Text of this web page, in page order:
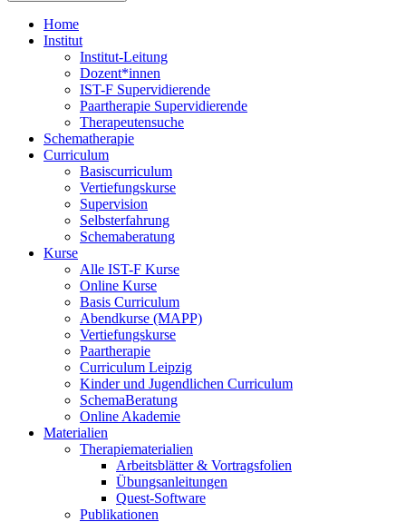
Home
Institut
Institut-Leitung
Dozent*innen
IST-F Supervidierende
Paartherapie Supervidierende
Therapeutensuche
Schematherapie
Curriculum
Basiscurriculum
Vertiefungskurse
Supervision
Selbsterfahrung
Schemaberatung
Kurse
Alle IST-F Kurse
Online Kurse
Basis Curriculum
Abendkurse (MAPP)
Vertiefungskurse
Paartherapie
Curriculum Leipzig
Kinder und Jugendlichen Curriculum
SchemaBeratung
Online Akademie
Materialien
Therapiematerialien
Arbeitsblätter & Vortragsfolien
Übungsanleitungen
Quest-Software
Publikationen